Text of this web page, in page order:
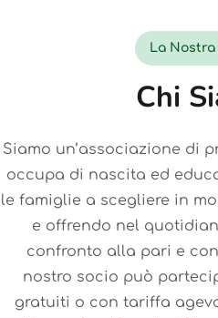
La
Chi
Siamo un’associazione di
occupa di nascita ed
le famiglie a scegliere in
e offrendo nel
confronto alla pari e
nostro socio può
gratuiti o con tariffa